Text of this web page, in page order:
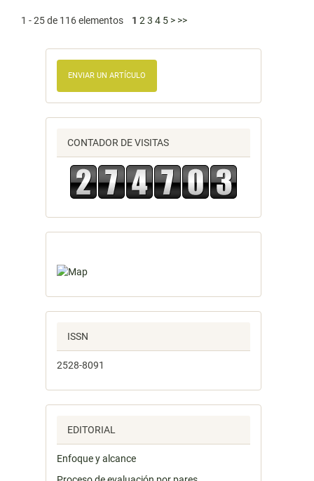
1 - 25 de 116 elementos 1 2 3 4 5 > >>
ENVIAR UN ARTÍCULO
CONTADOR DE VISITAS
ISSN
2528-8091
EDITORIAL
Enfoque y alcance